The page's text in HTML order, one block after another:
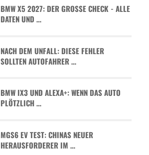
BMW X5 2027: DER GROSSE CHECK - ALLE D
ATEN UND …
NACH DEM UNFALL: DIESE FEHLER
SOLLTEN AUTOFAHRER …
BMW IX3 UND ALEXA+: WENN DAS AUTO
PLÖTZLICH …
MGS6 EV TEST: CHINAS NEUER
HERAUSFORDERER IM …